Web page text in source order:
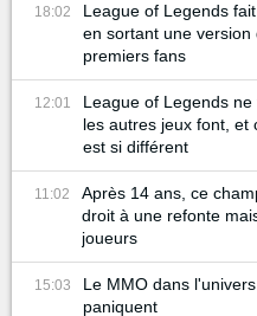
18:02
League of Legends
en sortant une
premiers fans
12:01
League of Legends
les autres jeux font, et
est si différent
11:02
Après 14 ans, ce
droit à une refonte
joueurs
15:03
Le MMO dans
paniquent